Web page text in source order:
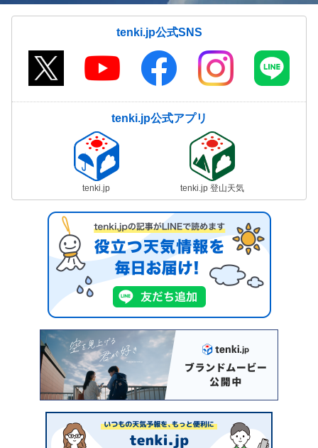
tenki.jp公式SNS
tenki.jp公式アプリ
tenki.jp tenki.jp 登山天気